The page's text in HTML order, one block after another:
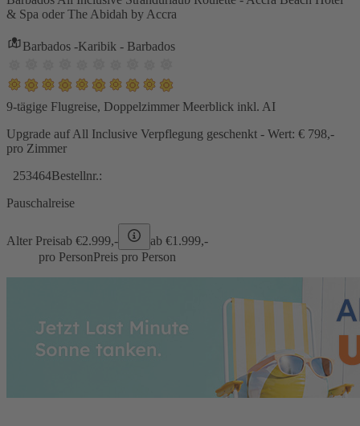
& Spa oder The Abidah by Accra
Barbados -Karibik - Barbados
9-tägige Flugreise, Doppelzimmer Meerblick inkl. AI
Upgrade auf All Inclusive Verpflegung geschenkt - Wert: € 798,-
pro Zimmer
253464Bestellnr.:
Pauschalreise
Alter Preisab €2.999,- ab €1.999,-
pro PersonPreis pro Person